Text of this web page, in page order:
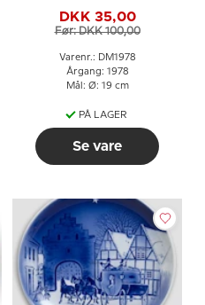
DKK 35,00
Før: DKK 100,00
Varenr.: DM1978
Årgang: 1978
Mål: Ø: 19 cm
PÅ LAGER
Se vare